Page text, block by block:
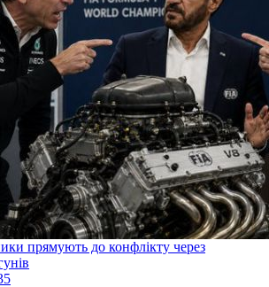
прямують до конфлікту через